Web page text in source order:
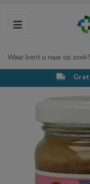
Toggle navigation
Waar bent u naar op zoek?
Winkelwagen
Uw
Vul